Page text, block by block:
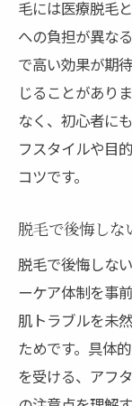
毛には医療脱毛
への負担が異な
で高い効果が期
じることがあり
なく、初心者に
フスタイルや目
コツです。
脱毛で後悔しな
脱毛で後悔しな
ーケア体制を事
肌トラブルを未
ためです。具体
を受ける、アフ